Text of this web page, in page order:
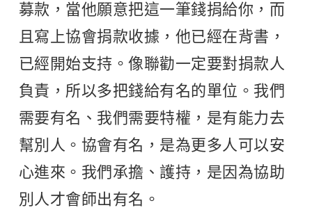
募款，當他願意把這一筆錢捐給你，而
且寫上協會捐款收據，他已經在背書，
已經開始支持。像聯勸一定要對捐款人
負責，所以多把錢給有名的單位。我們
需要有名、我們需要特權，是有能力去
幫別人。協會有名，是為更多人可以安
心進來。我們承擔、護持，是因為協助
別人才會師出有名。